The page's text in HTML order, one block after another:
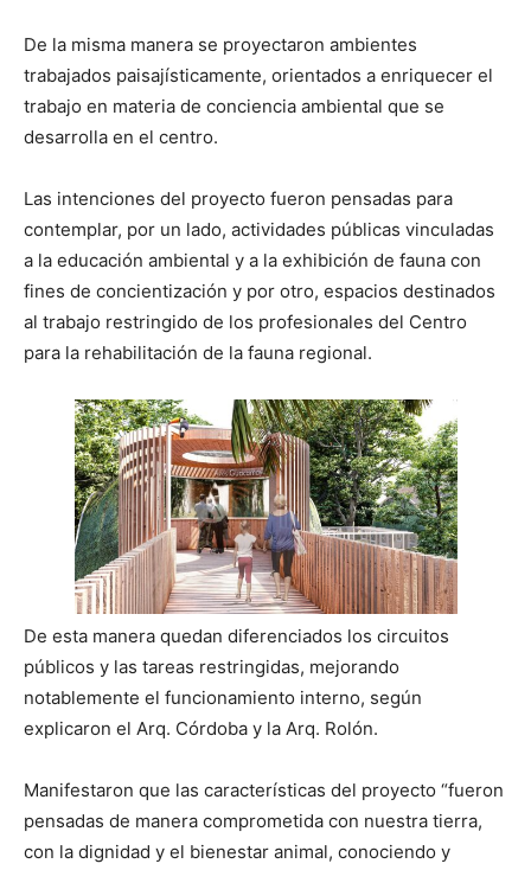
De la misma manera se proyectaron ambientes
trabajados paisajísticamente, orientados a enriquecer el
trabajo en materia de conciencia ambiental que se
desarrolla en el centro.
Las intenciones del proyecto fueron pensadas para
contemplar, por un lado, actividades públicas vinculadas
a la educación ambiental y a la exhibición de fauna con
fines de concientización y por otro, espacios destinados
al trabajo restringido de los profesionales del Centro
para la rehabilitación de la fauna regional.
De esta manera quedan diferenciados los circuitos
públicos y las tareas restringidas, mejorando
notablemente el funcionamiento interno, según
explicaron el Arq. Córdoba y la Arq. Rolón.
Manifestaron que las características del proyecto “fueron
pensadas de manera comprometida con nuestra tierra,
con la dignidad y el bienestar animal, conociendo y